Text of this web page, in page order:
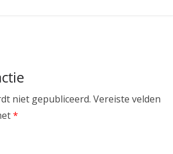
niet gepubliceerd. Vereiste velden
*